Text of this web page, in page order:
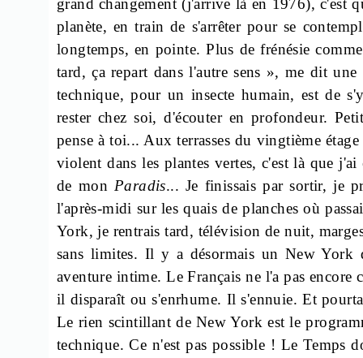
grand changement (j'arrive là en 1976), c'est
planète, en train de s'arrêter pour se
longtemps, en pointe. Plus de frénésie
tard, ça repart dans l'autre sens », me dit
technique, pour un insecte humain, est de
rester chez soi, d'écouter en profondeur.
pense à toi... Aux terrasses du vingtième
violent dans les plantes vertes, c'est là que
de mon Paradis... Je finissais par sortir, je
l'après-midi sur les quais de planches où
York, je rentrais tard, télévision de nuit,
sans limites. Il y a désormais un New York
aventure intime. Le Français ne l'a pas
il disparaît ou s'enrhume. Il s'ennuie. Et
Le rien scintillant de New York est le
technique. Ce n'est pas possible ! Le Temps